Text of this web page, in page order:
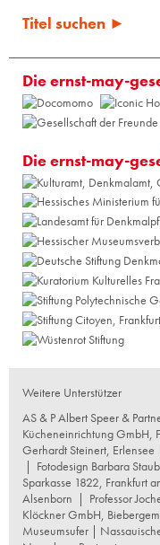
Titel suchen ►
Die ernst-may-
Die ernst-may-
Weitere Unterstützer
AS & P Albert Speer &
Kücheneinrichtung GmbH,
Gerhardt Steinert, Erlensee |
| Fotodesign Barbara
Sparkasse 1822, Frankfurt
Alsenborn | Professor
Klöckner GmbH,
Museumsufer |